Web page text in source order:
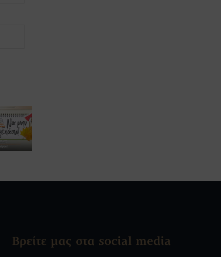
Βρείτε μας στα social media